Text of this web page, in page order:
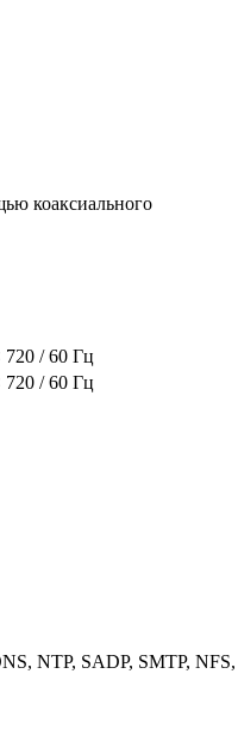
коаксиального
720 / 60 Гц
720 / 60 Гц
NTP, SADP, SMTP,